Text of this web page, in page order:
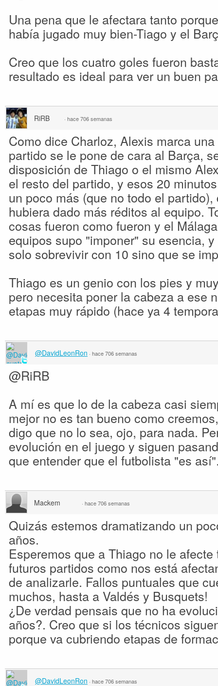
Una pena que le afectara tanto
había jugado muy bien-Tiago y el
Creo que los cuatro goles fueron
resultado es ideal para ver un buen
RiRB · hace 706 semanas
Como dice Charloz, Alexis marca
partido se le pone de cara al Barça,
disposición de Thiago o el mismo
el resto del partido, y esos 20
un poco más (que no todo el
hubiera dado más réditos al equipo.
cosas fueron como fueron y el
equipos supo "imponer" su esencia,
solo sobrevivir con 10 sino que se
Thiago es un genio con los pies y
pero necesita poner la cabeza a ese
etapas muy rápido (hace ya 4
@DavidLeonRon · hace 706 semanas
@RiRB
A mí es que lo de la cabeza casi
mejor no es tan bueno como
digo que no lo sea, ojo, para nada.
evolución en el juego y siguen
que entender que el futbolista "es
Mackem · hace 706 semanas
Quizás estemos dramatizando un
años.
Esperemos que a Thiago no le
futuros partidos como nos está
de analizarle. Fallos puntuales que
muchos, hasta a Valdés y Busquets!
¿De verdad pensais que no ha
años?. Creo que si los técnicos
porque va cubriendo etapas de
@DavidLeonRon · hace 706 semanas